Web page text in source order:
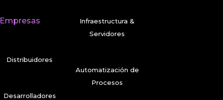
Empresas
Distribuidores
Desarrolladores
Infraestructura &
Servidores
Automatización de
Procesos